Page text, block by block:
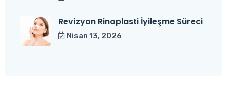
Revizyon Rinoplasti İyileşme Süreci
Nisan 13, 2026